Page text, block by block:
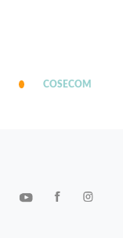
COSECOM